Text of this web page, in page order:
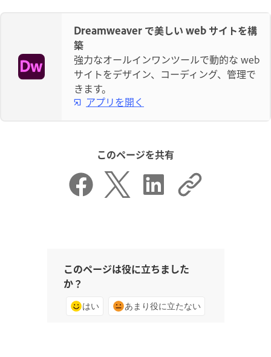
Dreamweaver で美しい web サイトを構
築
強力なオールインワンツールで動的な web
サイトをデザイン、コーディング、管理で
きます。
アプリを開く
このページを共有
このページは役に立ちました
か？
はい あまり役に立たない